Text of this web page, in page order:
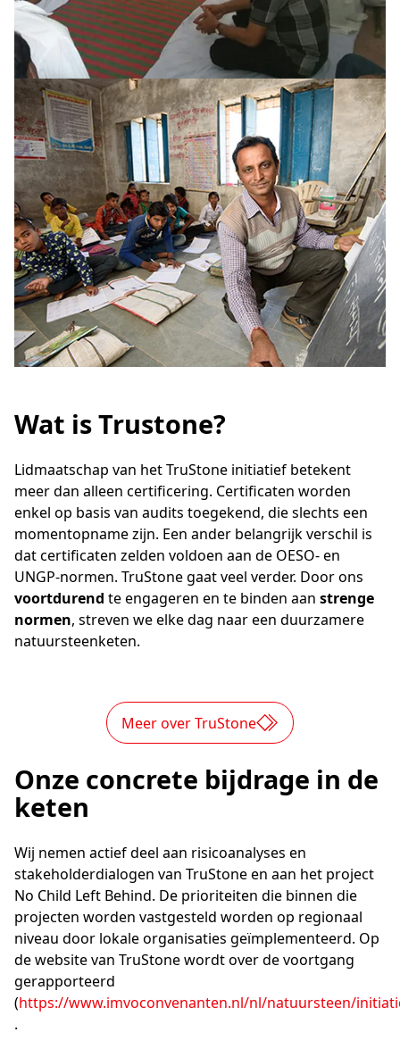
Wat is Trustone?
Lidmaatschap van het TruStone initiatief betekent
meer dan alleen certificering. Certificaten worden
enkel op basis van audits toegekend, die slechts een
momentopname zijn. Een ander belangrijk verschil is
dat certificaten zelden voldoen aan de OESO- en
UNGP-normen. TruStone gaat veel verder. Door ons
voortdurend te engageren en te binden aan strenge
normen, streven we elke dag naar een duurzamere
natuursteenketen.
Meer over TruStone
Onze concrete bijdrage in de
keten
Wij nemen actief deel aan risicoanalyses en
stakeholderdialogen van TruStone en aan het project
No Child Left Behind. De prioriteiten die binnen die
projecten worden vastgesteld worden op regionaal
niveau door lokale organisaties geïmplementeerd. Op
de website van TruStone wordt over de voortgang
gerapporteerd
(https://www.imvoconvenanten.nl/nl/natuursteen/
.